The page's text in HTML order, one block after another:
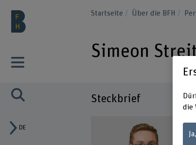
DE
Startseite Über die BFH
Simeon
Steckbrief
die